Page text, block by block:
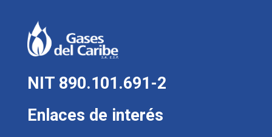
NIT 890.101.691-2
Enlaces de interés